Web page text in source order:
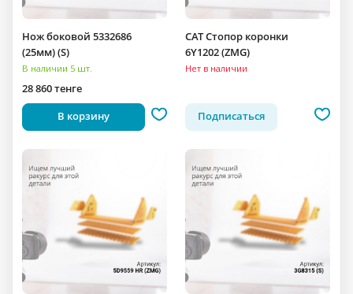
Нож боковой 5332686
(25мм) (S)
В наличии 5 шт.
28 860 тенге
В корзину
CAT Стопор коронки
6Y1202 (ZMG)
Нет в наличии
Подписаться